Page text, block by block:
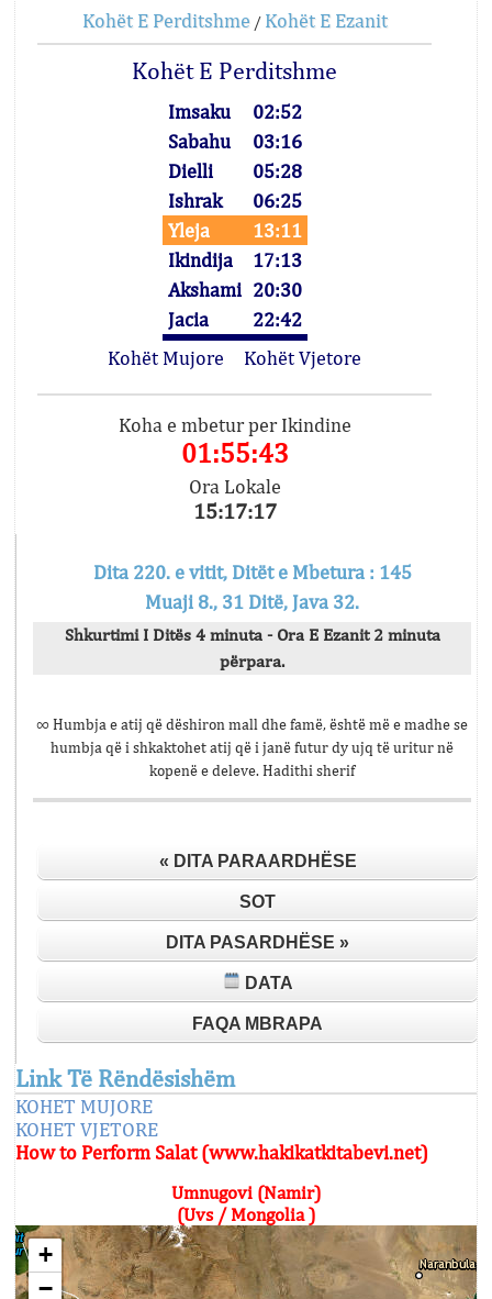
Kohët E Perditshme/ Kohët E Ezanit
Kohët E Perditshme
Imsaku
02:52
Sabahu
03:16
Dielli
05:28
Ishrak
06:25
Yleja
13:11
Ikindija
17:13
Akshami 20:30
Jacia
22:42
Kohët Mujore
Kohët Vjetore
Koha e mbetur per Ikindine
01:55:43
Ora Lokale
15:17:17
Dita 220. e vitit, Ditët e Mbetura : 145
Muaji 8., 31 Ditë, Java 32.
Shkurtimi I Ditës 4 minuta - Ora E Ezanit 2 minuta
përpara.
∞ Humbja e atij që dëshiron mall dhe famë, është më e madhe se
humbja që i shkaktohet atij që i janë futur dy ujq të uritur në
kopenë e deleve. Hadithi sherif
« DITA PARAARDHËSE
SOT
DITA PASARDHËSE »
DATA
FAQA MBRAPA
Link Të Rëndësishëm
KOHET MUJORE
KOHET VJETORE
How to Perform Salat (www.hakikatkitabevi.net)
Umnugovi (Namir)
(Uvs / Mongolia )
+
−